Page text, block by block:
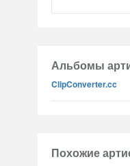
Альбомы
ClipConverter.cc
Похожие